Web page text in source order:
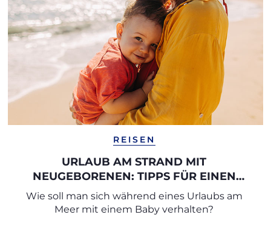
REISEN
URLAUB AM STRAND MIT
NEUGEBORENEN: TIPPS FÜR EINEN
SICHEREN URLAUB
Wie soll man sich während eines Urlaubs am
Meer mit einem Baby verhalten?